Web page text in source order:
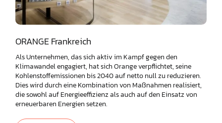
ORANGE Frankreich
Als Unternehmen, das sich aktiv im Kampf gegen den
Klimawandel engagiert, hat sich Orange verpflichtet, seine
Kohlenstoffemissionen bis 2040 auf netto null zu reduzieren.
Dies wird durch eine Kombination von Maßnahmen realisiert,
die sowohl auf Energieeffizienz als auch auf den Einsatz von
erneuerbaren Energien setzen.